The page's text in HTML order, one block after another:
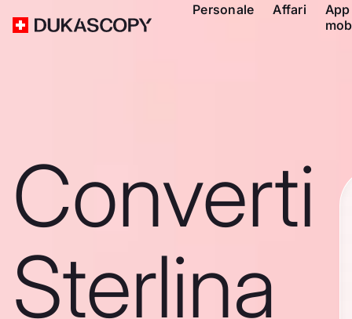
Personale Affari
App
Converti
Sterlina